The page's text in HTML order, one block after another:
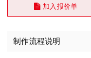
加入报价单
制作流程说明